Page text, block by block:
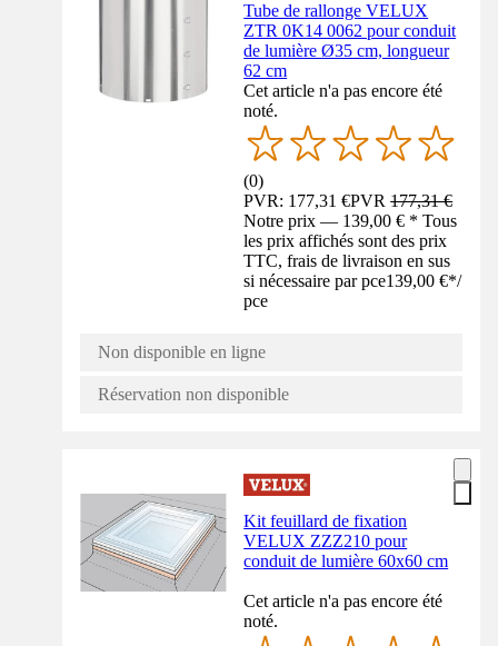
Tube de rallonge VELUX
ZTR 0K14 0062 pour conduit
de lumière Ø35 cm, longueur
62 cm
Cet article n'a pas encore été
noté.
(0)
PVR: 177,31 €PVR177,31 €
Notre prix — 139,00 € * Tous
les prix affichés sont des prix
TTC, frais de livraison en sus
si nécessaire par pce139,00 €*/
pce
Non disponible en ligne
Réservation non disponible
Kit feuillard de fixation
VELUX ZZZ210 pour
conduit de lumière 60x60 cm
Cet article n'a pas encore été
noté.